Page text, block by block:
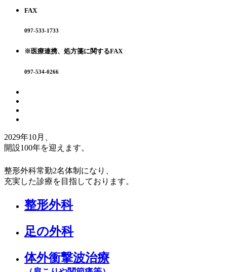
FAX
097-533-1733
※医療連携、処方箋に関するFAX
097-534-0266
2029年10月、
開設100年を迎えます。
整形外科常勤2名体制になり、
充実した診療を目指しております。
整形外科
足の外科
体外衝撃波治療